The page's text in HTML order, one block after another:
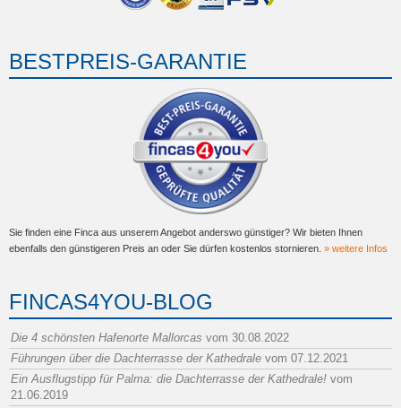
BESTPREIS-GARANTIE
Sie finden eine Finca aus unserem Angebot anderswo günstiger? Wir bieten Ihnen
ebenfalls den günstigeren Preis an oder Sie dürfen kostenlos stornieren. » weitere Infos
FINCAS4YOU-BLOG
Die 4 schönsten Hafenorte Mallorcas vom 30.08.2022
Führungen über die Dachterrasse der Kathedrale vom 07.12.2021
Ein Ausflugstipp für Palma: die Dachterrasse der Kathedrale! vom
21.06.2019